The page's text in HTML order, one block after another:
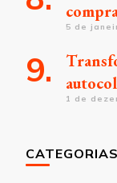
5 de
1 de
CATEGORIAS